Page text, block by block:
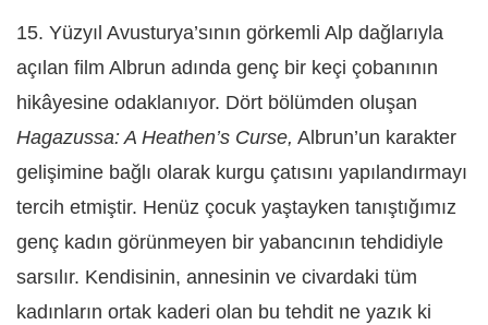
15. Yüzyıl Avusturya’sının görkemli Alp dağlarıyla
açılan film Albrun adında genç bir keçi çobanının
hikâyesine odaklanıyor. Dört bölümden oluşan
Hagazussa: A Heathen’s Curse, Albrun’un karakter
gelişimine bağlı olarak kurgu çatısını yapılandırmayı
tercih etmiştir. Henüz çocuk yaştayken tanıştığımız
genç kadın görünmeyen bir yabancının tehdidiyle
sarsılır. Kendisinin, annesinin ve civardaki tüm
kadınların ortak kaderi olan bu tehdit ne yazık ki